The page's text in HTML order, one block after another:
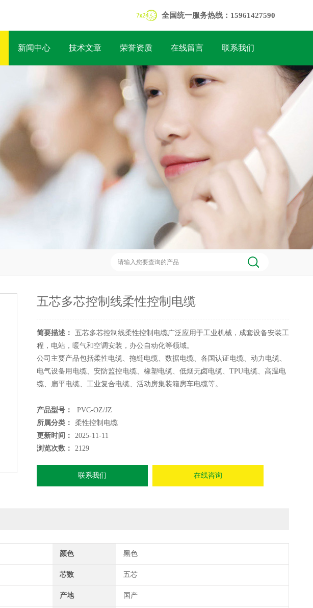
全国统一服务热线：15961427590
新闻中心 技术文章 荣誉资质 在线留言 联系我们
五芯多芯控制线柔性控制电缆
简要描述：
五芯多芯控制线柔性控制电缆广泛应用于工业机械，成套设备安装工
程，电站，暖气和空调安装，办公自动化等领域。
公司主要产品包括柔性电缆、拖链电缆、数据电缆、各国认证电缆、动力电缆、
电气设备用电缆、安防监控电缆、橡塑电缆、低烟无卤电缆、TPU电缆、高温电
缆、扁平电缆、工业复合电缆、活动房集装箱房车电缆等。
产品型号：
PVC-OZ/JZ
所属分类：
柔性控制电缆
更新时间：
2025-11-11
浏览次数：
2129
联系我们 在线咨询
颜色 黑色
芯数 五芯
产地 国产